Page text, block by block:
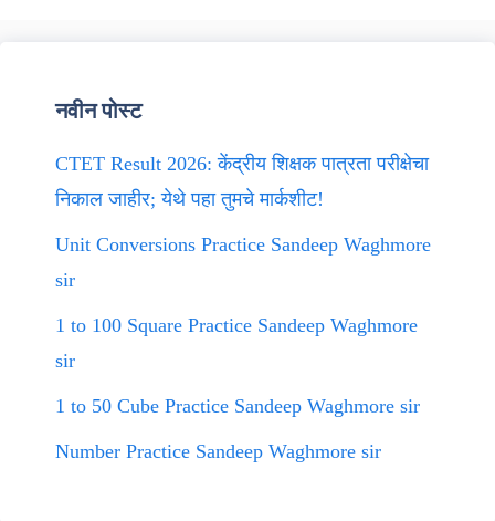
नवीन पोस्ट
CTET Result 2026: केंद्रीय शिक्षक पात्रता परीक्षेचा
निकाल जाहीर; येथे पहा तुमचे मार्कशीट!
Unit Conversions Practice Sandeep Waghmore
sir
1 to 100 Square Practice Sandeep Waghmore
sir
1 to 50 Cube Practice Sandeep Waghmore sir
Number Practice Sandeep Waghmore sir